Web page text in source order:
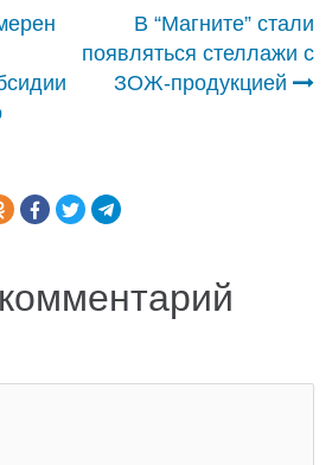
В “Магните” стали
появляться стеллажи с
ЗОЖ-продукцией